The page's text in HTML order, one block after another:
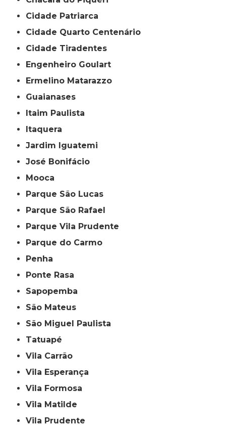
Cidade Patriarca
Cidade Quarto Centenário
Cidade Tiradentes
Engenheiro Goulart
Ermelino Matarazzo
Guaianases
Itaim Paulista
Itaquera
Jardim Iguatemi
José Bonifácio
Mooca
Parque São Lucas
Parque São Rafael
Parque Vila Prudente
Parque do Carmo
Penha
Ponte Rasa
Sapopemba
São Mateus
São Miguel Paulista
Tatuapé
Vila Carrão
Vila Esperança
Vila Formosa
Vila Matilde
Vila Prudente